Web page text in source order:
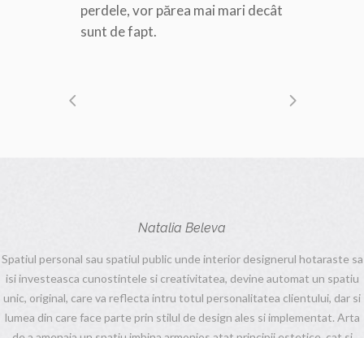
perdele, vor părea mai mari decât
sunt de fapt.
Natalia Beleva
Spatiul personal sau spatiul public unde interior designerul hotaraste sa
isi investeasca cunostintele si creativitatea, devine automat un spatiu
unic, original, care va reflecta intru totul personalitatea clientului, dar si
lumea din care face parte prin stilul de design ales si implementat. Arta